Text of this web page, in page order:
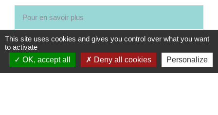
Pour en savoir plus
Consuls honoraires habilités à remettre les cartes
d'identité et les passeportsopen_in_new
Legifrance
This site uses cookies and gives you control over what you want
to activate
OK, accept all
Deny all cookies Personalize